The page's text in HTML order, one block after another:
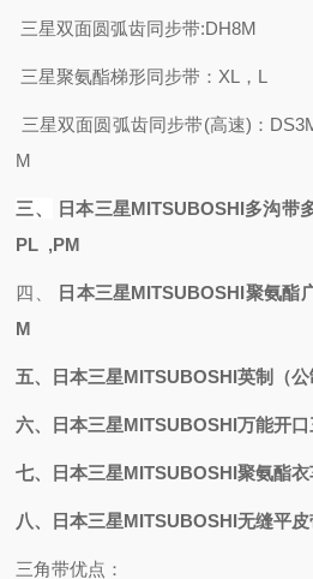
三星双面圆弧齿同步带:DH8M
三星聚氨酯梯形同步带： XL，L
三星双面圆弧齿同步带(高速)：
M
三、 日本三星MITSUBOSHI多沟带
PL ,PM
四、 日本三星MITSUBOSHI聚氨酯
M
五、日本三星MITSUBOSHI英制（
六、日本三星MITSUBOSHI万能开
七、日本三星MITSUBOSHI聚氨酯
八、日本三星MITSUBOSHI无缝平
三角带优点：